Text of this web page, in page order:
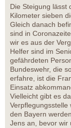
Die Steigung lässt
Kilometer sieben
Gleich danach
sind in
wir es aus der
Helfer sind im
gefährdeten
Bundeswehr, die
erfahre, ist die
Einsatz
Vielleicht gibt es
den Bayern
Jens an, bevor wir